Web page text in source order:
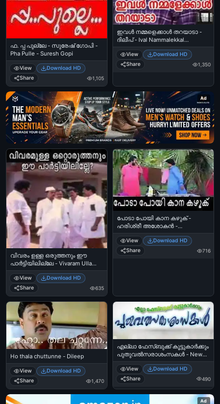
ഫ. പ്പ പുല്ലേ - സുരേഷ് ഗോപി -
Pha Pulle - Suresh Gopi
View
Download HD
Share
1,105
ഇവള്‍ നമ്മളെക്കാള്‍ തറയാടാ -
ദിലീപ് - Ival Nammalekkal
Tharayada - Dilip
View
Download HD
Share
1,350
Ad
വിവരം ഉള്ള ഒരുത്തനും ഈ
പാര്‍ട്ടിയിലില്ലേ - Vivaram Ulla
Oruthanum Ee Partyil Ille
View
Download HD
Share
635
പോടാ പോയി കാന കഴുക് -
ഹരിശ്രീ അശോകന്‍ -
പഞ്ചാബിഹൌസ് - Poda Poyi
Kaana Kazhuku - Harisree
Ashokan in Punjabi House
View
Download HD
Share
716
Ho thala chuttunne - Dileep
View
Download HD
Share
1,470
എല്ലാ ഫേസ്ബുക്ക് കൂട്ടുകാര്‍ക്കും
പുതുവല്‍സരാശംസകള്‍ - New
Year Wishes for All Facebook
Friends
View
Download HD
Share
490
Ad